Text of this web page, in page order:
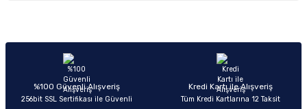
Ürün açıklamasında eksik bilgiler bulunuyor.
Ürün bilgilerinde hatalar bulunuyor.
Ürün fiyatı diğer sitelerden daha pahalı.
Sitemize ilk yorumu siz yapın!
%100 Güvenli Alışveriş
256bit SSL Sertifikası ile Güvenli
Kredi Kartı ile Alışveriş
Tüm Kredi Kartlarına 12 Taksit